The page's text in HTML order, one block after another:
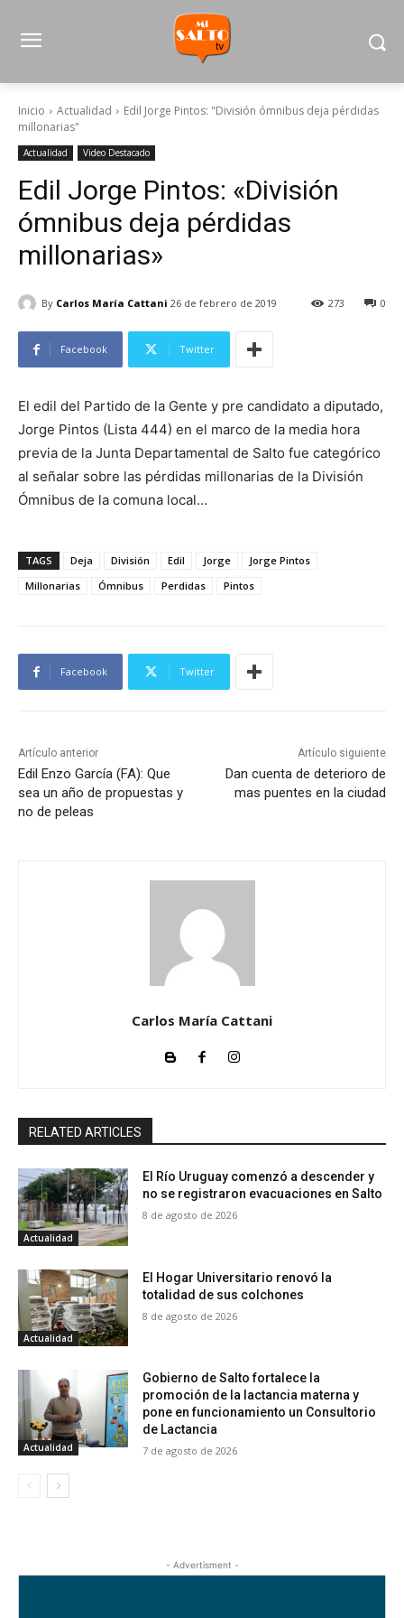
Inicio Actualidad
Edil Jorge Pintos: "División ómnibus deja pérdidas
millonarias"
Actualidad Video Destacado
Edil Jorge Pintos: «División
ómnibus deja pérdidas
millonarias»
By Carlos María Cattani 26 de febrero de 2019 0
273
Facebook Twitter
El edil del Partido de la Gente y pre candidato a diputado,
Jorge Pintos (Lista 444) en el marco de la media hora
previa de la Junta Departamental de Salto fue categórico
al señalar sobre las pérdidas millonarias de la División
Ómnibus de la comuna local…
TAGS Deja División Edil Jorge
Jorge Pintos
Millonarias
Ómnibus Perdidas Pintos
Facebook Twitter
Artículo anterior
Edil Enzo García (FA): Que
sea un año de propuestas y
no de peleas
Artículo siguiente
Dan cuenta de deterioro de
mas puentes en la ciudad
Carlos María Cattani
RELATED ARTICLES
Actualidad
El Río Uruguay comenzó a descender y
no se registraron evacuaciones en Salto
8 de agosto de 2026
Actualidad
El Hogar Universitario renovó la
totalidad de sus colchones
8 de agosto de 2026
Actualidad
Gobierno de Salto fortalece la
promoción de la lactancia materna y
pone en funcionamiento un Consultorio
de Lactancia
7 de agosto de 2026
- Advertisment -